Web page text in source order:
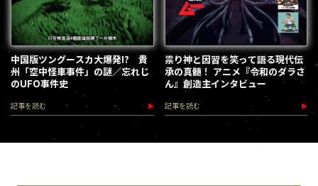
中国版ツングースカ大爆発!? 貴
州「空中怪車事件」の謎／忘れじ
のUFO事件史
記事を読む
祟り神と因習を笑って語る現代伝
承の真髄！ アニメ『令和のダラさ
ん』創造主インタビュー
記事を読む